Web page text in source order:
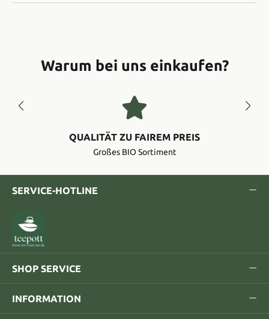
Warum bei uns einkaufen?
QUALITÄT ZU FAIREM PREIS
Großes BIO Sortiment
SERVICE-HOTLINE
SHOP SERVICE
INFORMATION